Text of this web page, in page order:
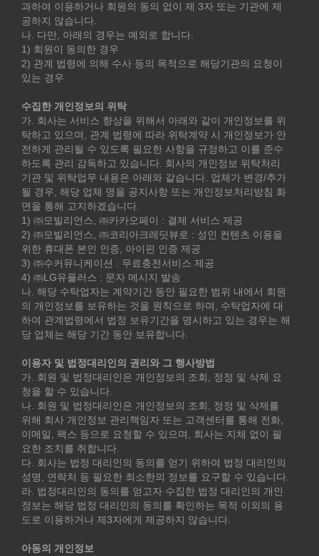
과하여 이용하거나 회원의 동의 없이 제 3자 또는 기관에 제
공하지 않습니다.
나. 다만, 아래의 경우는 예외로 합니다.
1) 회원이 동의한 경우
2) 관계 법령에 의해 수사 등의 목적으로 해당기관의 요청이
있는 경우
수집한 개인정보의 위탁
가. 회사는 서비스 향상을 위해서 아래와 같이 개인정보를 위
탁하고 있으며, 관계 법령에 따라 위탁계약 시 개인정보가 안
전하게 관리될 수 있도록 필요한 사항을 규정하고 이를 준수
하도록 관리 감독하고 있습니다. 회사의 개인정보 위탁처리
기관 및 위탁업무 내용은 아래와 같습니다. 업체가 변경/추가
될 경우, 해당 업체 명을 공지사항 또는 개인정보처리방침 화
면을 통해 고지하겠습니다.
1) ㈜모빌리언스, ㈜카카오페이 : 결제 서비스 제공
2) ㈜모빌리언스, ㈜코리아크레딧뷰로 : 성인 컨텐츠 이용을
위한 휴대폰 본인 인증, 아이핀 인증 제공
3) ㈜수커뮤니케이션 : 무료충전서비스 제공
4) ㈜LG유플러스 : 문자 메시지 발송
나. 해당 수탁업자는 계약기간 동안 필요한 범위 내에서 회원
의 개인정보를 보유하는 것을 원칙으로 하며, 수탁업자에 대
하여 관계법령에서 법정 보유기간을 명시하고 있는 경우는 해
당 업체는 해당 기간 동안 보유합니다.
이용자 및 법정대리인의 권리와 그 행사방법
가. 회원 및 법정대리인은 개인정보의 조회, 정정 및 삭제 요
청을 할 수 있습니다.
나. 회원 및 법정대리인은 개인정보의 조회, 정정 및 삭제를
위해 회사 개인정보 관리책임자 또는 고객센터를 통해 전화,
이메일, 팩스 등으로 요청할 수 있으며, 회사는 지체 없이 필
요한 조치를 취합니다.
다. 회사는 법정 대리인의 동의를 얻기 위하여 법정 대리인의
성명, 연락처 등 필요한 최소한의 정보를 요구할 수 있습니다.
라. 법정대리인의 동의를 얻고자 수집한 법정 대리인의 개인
정보는 해당 법정 대리인의 동의를 확인하는 목적 이외의 용
도로 이용하거나 제3자에게 제공하지 않습니다.
아동의 개인정보